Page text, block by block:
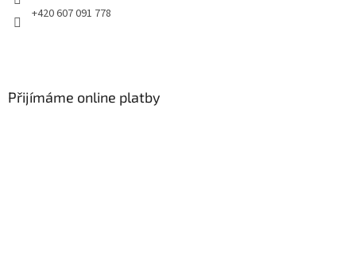
+420 607 091 778
Přijímáme online platby